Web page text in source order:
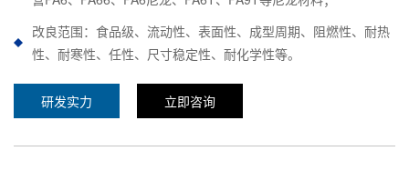
改良范围：食品级、流动性、表面性、成型周期、阻燃性、耐热
性、耐寒性、任性、尺寸稳定性、耐化学性等。
研发实力 立即咨询